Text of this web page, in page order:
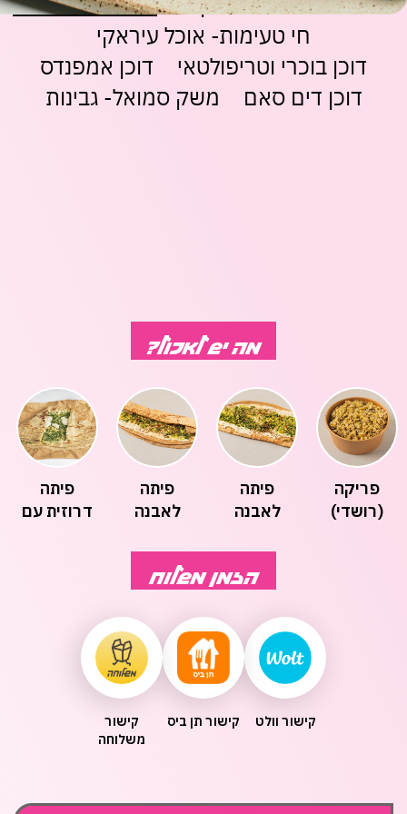
ופנטזיהאביזרים
ופנאי
חנויות
בלעדיות
בסנטר
שונות
משתמש חדש/אורח
משתמש חדש/אורח
להרשמה
חי טעימות- אוכל עיראקי
דוכן בוכרי וטריפולטאי
דוכן אמפנדס
דוכן דים סאם
משק סמואל- גבינות
מה יש לאכול?
פיתה
דרוזית עם
פיתה
לאבנה
חומוס(רושדי)-2
פיתה
לאבנה
חומוס(רושדי)
פריקה
(רושדי)
הזמן משלוח
קישור וולט קישור תן ביס
קישור
משלוחה